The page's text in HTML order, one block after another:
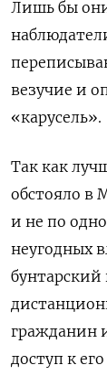
Лишь бы
везучие и
«карусель».
Так как
обстояло в
и не по
неугодных
бунтарский
гражданин
доступ к